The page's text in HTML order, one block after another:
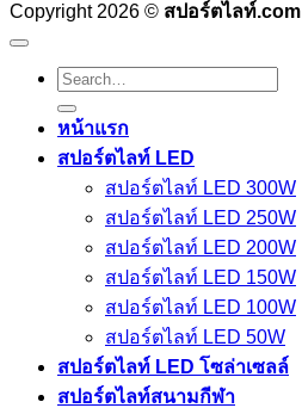
Copyright 2026 © สปอร์ตไลท์.com
Search
for:
หน้าแรก
สปอร์ตไลท์ LED
สปอร์ตไลท์ LED 300W
สปอร์ตไลท์ LED 250W
สปอร์ตไลท์ LED 200W
สปอร์ตไลท์ LED 150W
สปอร์ตไลท์ LED 100W
สปอร์ตไลท์ LED 50W
สปอร์ตไลท์ LED โซล่าเซลล์
สปอร์ตไลท์สนามกีฬา